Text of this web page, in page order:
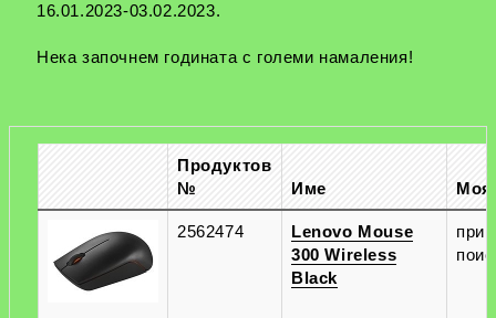
16.01.2023-03.02.2023.
Нека започнем годината с големи намаления!
Продуктов
№
Име Моя
2562474
Lenovo Mouse
300 Wireless
Black
при